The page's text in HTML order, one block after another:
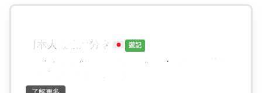
日本大阪旅遊分享 遊記
大阪住宿、天橋立一日遊、環球影城任天堂世界等詳細
旅遊資訊分享。(連載中...)